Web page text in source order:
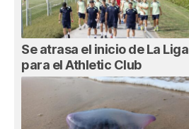
Se atrasa el inicio de La Liga
para el Athletic Club